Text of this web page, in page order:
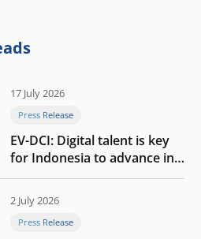
company
17 July 2026
Press Release
EV-DCI: Digital talent is key
for Indonesia to advance in
the AI era
2 July 2026
Press Release